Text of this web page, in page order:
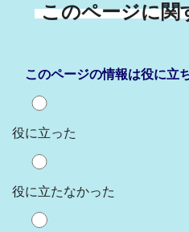
このページに関
このページの情報は役に立
役に立った
役に立たなかった